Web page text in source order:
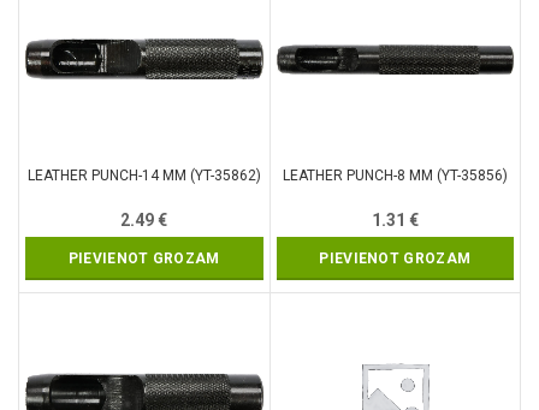
LEATHER PUNCH-14 MM (YT-35862)
2.49€
PIEVIENOT GROZAM
LEATHER PUNCH-8 MM (YT-35856)
1.31 €
PIEVIENOT GROZAM